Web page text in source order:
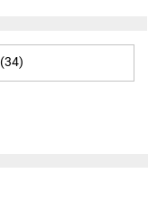
(34)